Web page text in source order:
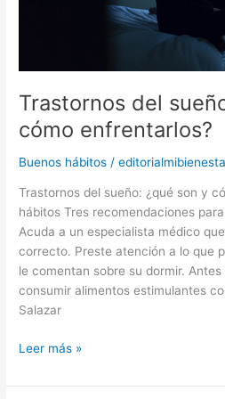
Trastornos del
cómo enfrentarlos?
Buenos hábitos /
Trastornos del sueño: ¿qué son y
hábitos Tres recomendaciones
Acuda a un especialista médico
correcto. Preste atención a lo que
le comentan sobre su dormir.
consumir alimentos estimulantes
Salazar
Leer más »